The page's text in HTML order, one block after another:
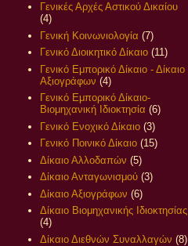
Γενικές Αρχές Αστικού Δικαίου
(4)
Γενική Κοινωνιολογία (7)
Γενικό Διοικητικό Δίκαιο (11)
Γενικό Εμπορικό Δίκαιο - Δίκαιο
Αξιογράφων (4)
Γενικό Εμπορικό Δίκαιο-
Βιομηχανική Ιδιοκτησία (6)
Γενικό Ενοχικό Δίκαιο (3)
Γενικό Ποινικό Δίκαιο (15)
Δίκαιο Αλλοδαπών (5)
Δίκαιο Ανταγωνισμού (3)
Δίκαιο Αξιογράφων (6)
Δίκαιο Βιομηχανικής Ιδιοκτησίας
(4)
Δίκαιο Διεθνών Συναλλαγών (8)